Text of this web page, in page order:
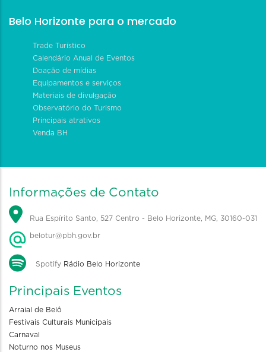
Belo Horizonte para o mercado
Trade Turístico
Calendário Anual de Eventos
Doação de mídias
Equipamentos e serviços
Materiais de divulgação
Observatório do Turismo
Principais atrativos
Venda BH
Informações de Contato
Rua Espírito Santo, 527 Centro - Belo Horizonte, MG, 30160-031
belotur@pbh.gov.br
Spotify Rádio Belo Horizonte
Principais Eventos
Arraial de Belô
Festivais Culturais Municipais
Carnaval
Noturno nos Museus